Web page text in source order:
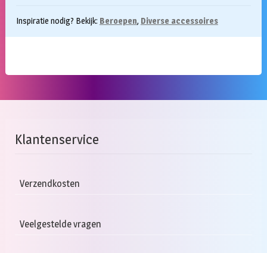
Inspiratie nodig? Bekijk: Beroepen, Diverse accessoires
Klantenservice
Verzendkosten
Veelgestelde vragen